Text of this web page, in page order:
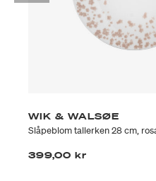
WIK & WALSØE
Slåpeblom tallerken 28 cm,
399,00 kr